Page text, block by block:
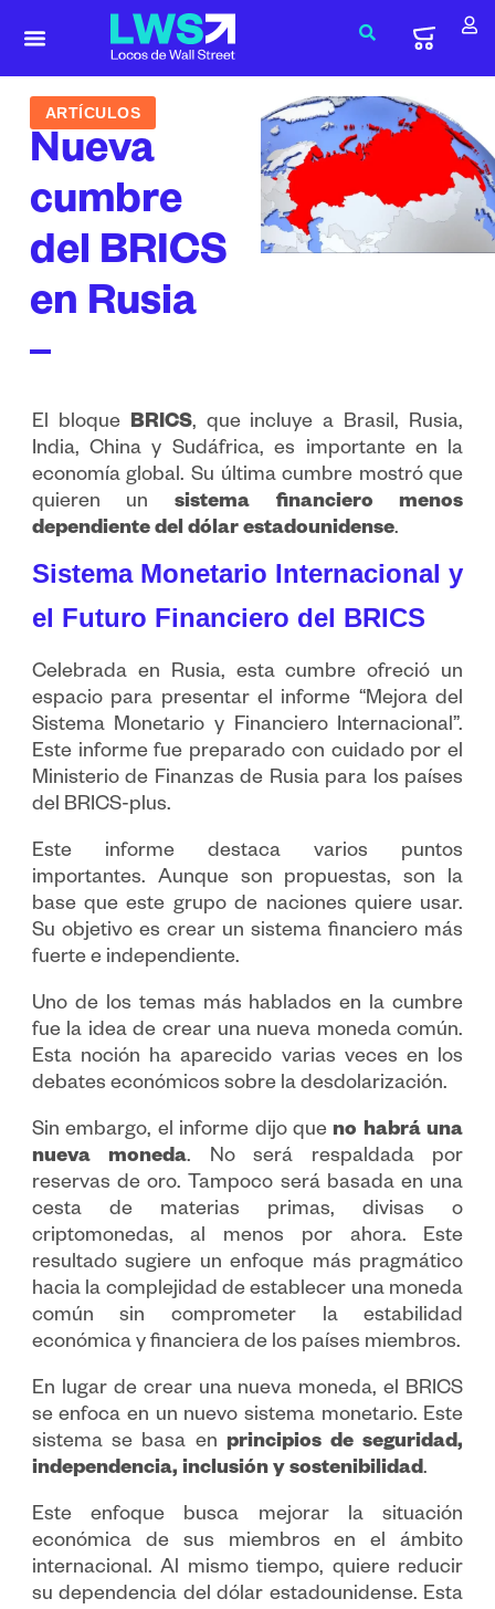
ARTÍCULOS
Nueva
cumbre
del BRICS
en Rusia
El bloqueBRICS, que incluye a Brasil, Rusia,
India, China y Sudáfrica, es importante en la
economía global. Su última cumbre mostró que
quieren un sistema financiero menos
dependiente del dólar estadounidense.
Sistema Monetario Internacional y
el Futuro Financiero del BRICS
Celebrada en Rusia, esta cumbre ofreció un
espacio para presentar el informe “Mejora del
Sistema Monetario y Financiero Internacional”.
Este informe fue preparado con cuidado por el
Ministerio de Finanzas de Rusia para los países
del BRICS-plus.
Este informe destaca varios puntos
importantes. Aunque son propuestas, son la
base que este grupo de naciones quiere usar.
Su objetivo es crear un sistema financiero más
fuerte e independiente.
Uno de los temas más hablados en la cumbre
fue la idea de crear una nueva moneda común.
Esta noción ha aparecido varias veces en los
debates económicos sobre la desdolarización.
Sin embargo, el informe dijo que no habrá una
nueva moneda. No será respaldada por
reservas de oro. Tampoco será basada en una
cesta de materias primas, divisas o
criptomonedas, al menos por ahora. Este
resultado sugiere un enfoque más pragmático
hacia la complejidad de establecer una moneda
común sin comprometer la estabilidad
económica y financiera de los países miembros.
En lugar de crear una nueva moneda, el BRICS
se enfoca en un nuevo sistema monetario. Este
sistema se basa en principios de seguridad,
independencia, inclusión y sostenibilidad.
Este enfoque busca mejorar la situación
económica de sus miembros en el ámbito
internacional. Al mismo tiempo, quiere reducir
su dependencia del dólar estadounidense. Esta